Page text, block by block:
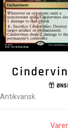
Antikvarisk